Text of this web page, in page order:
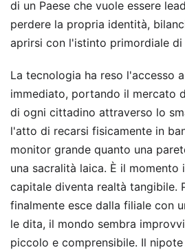
di un Paese che vuole essere
perdere la propria identità,
aprirsi con l'istinto primordiale
La tecnologia ha reso l'accesso
immediato, portando il mercato
di ogni cittadino attraverso lo
l'atto di recarsi fisicamente in
monitor grande quanto una
una sacralità laica. È il momento
capitale diventa realtà tangibile.
finalmente esce dalla filiale con
le dita, il mondo sembra
piccolo e comprensibile. Il